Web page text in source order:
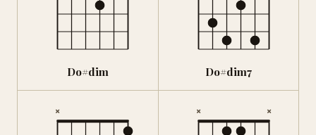
Do#dim Do#dim7
× × ×